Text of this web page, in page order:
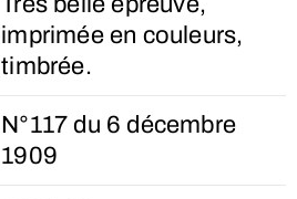
imprimée en couleurs,
timbrée.
N°117 du 6 décembre
1909